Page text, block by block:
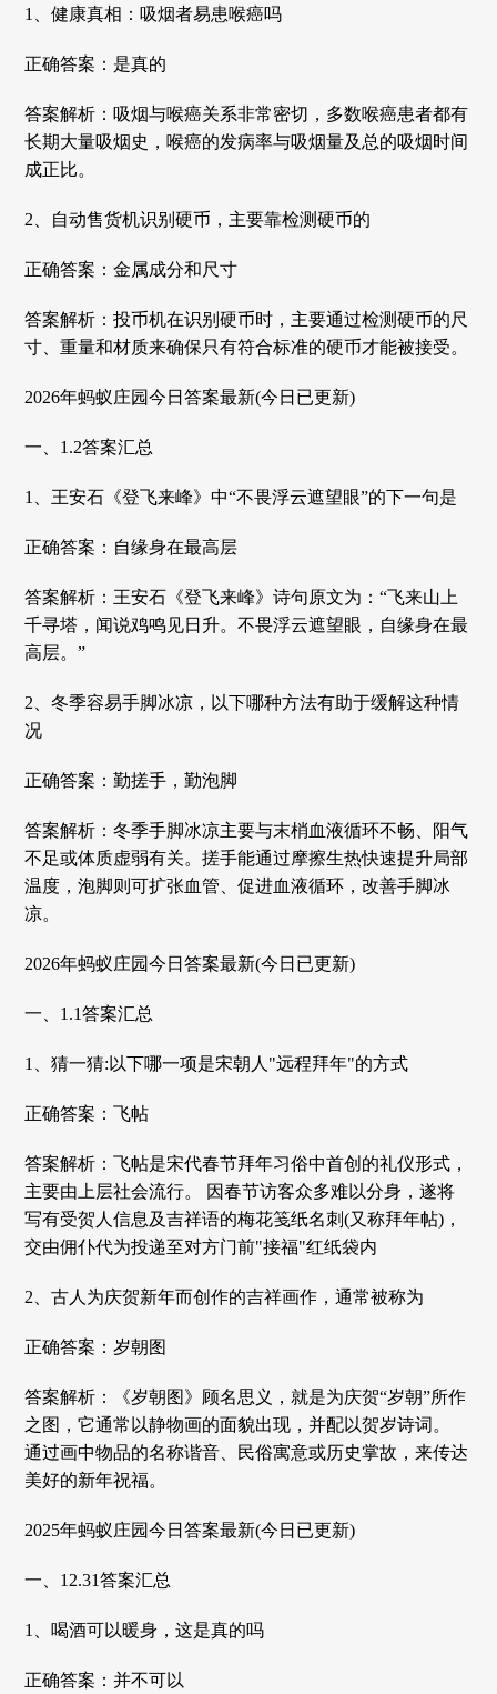
1、健康真相：吸烟者易患喉癌吗
正确答案：是真的
答案解析：吸烟与喉癌关系非常密切，多数喉癌患者都有
长期大量吸烟史，喉癌的发病率与吸烟量及总的吸烟时间
成正比。
2、自动售货机识别硬币，主要靠检测硬币的
正确答案：金属成分和尺寸
答案解析：投币机在识别硬币时，主要通过检测硬币的尺
寸、重量和材质来确保只有符合标准的硬币才能被接受。
2026年蚂蚁庄园今日答案最新(今日已更新)
一、1.2答案汇总
1、王安石《登飞来峰》中“不畏浮云遮望眼”的下一句是
正确答案：自缘身在最高层
答案解析：‌王安石《登飞来峰》诗句原文为：“飞来山上
千寻塔，闻说鸡鸣见日升。不畏浮云遮望眼，自缘身在最
高层。”
2、冬季容易手脚冰凉，以下哪种方法有助于缓解这种情
况
正确答案：勤搓手，勤泡脚
答案解析：冬季手脚冰凉主要与末梢血液循环不畅、阳气
不足或体质虚弱有关。搓手能通过摩擦生热快速提升局部
温度，泡脚则可扩张血管、促进血液循环，改善手脚冰
凉。
2026年蚂蚁庄园今日答案最新(今日已更新)
一、1.1答案汇总
1、猜一猜:以下哪一项是宋朝人"远程拜年"的方式
正确答案：飞帖
答案解析：飞帖是宋代春节拜年习俗中首创的礼仪形式，
主要由上层社会流行。 因春节访客众多难以分身，遂将
写有受贺人信息及吉祥语的梅花笺纸名刺(又称拜年帖)，
交由佣仆代为投递至对方门前"接福"红纸袋内
2、古人为庆贺新年而创作的吉祥画作，通常被称为
正确答案：岁朝图
答案解析：《岁朝图》顾名思义，就是为庆贺“岁朝”所作
之图，它通常以静物画的面貌出现，并配以贺岁诗词。
通过画中物品的名称谐音、民俗寓意或历史掌故，来传达
美好的新年祝福。
2025年蚂蚁庄园今日答案最新(今日已更新)
一、12.31答案汇总
1、喝酒可以暖身，这是真的吗
正确答案：并不可以